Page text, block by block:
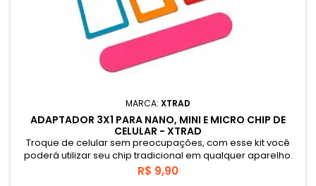
MARCA: XTRAD
ADAPTADOR 3X1 PARA NANO, MINI E MICRO CHIP DE
CELULAR - XTRAD
Troque de celular sem preocupações, com esse kit você
poderá utilizar seu chip tradicional em qualquer aparelho.
Preço
R$ 9,90